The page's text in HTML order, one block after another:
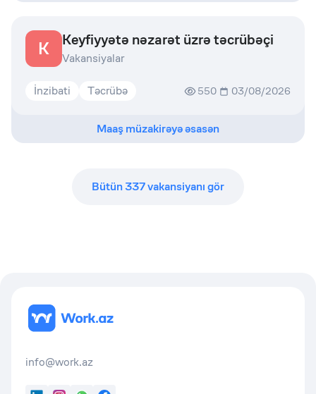
K Keyfiyyətə nəzarət üzrə təcrübəçi
Vakansiyalar
İnzibati Təcrübə 550 03/08/2026
Maaş müzakirəyə əsasən
Bütün337vakansiyanı gör
info@work.az